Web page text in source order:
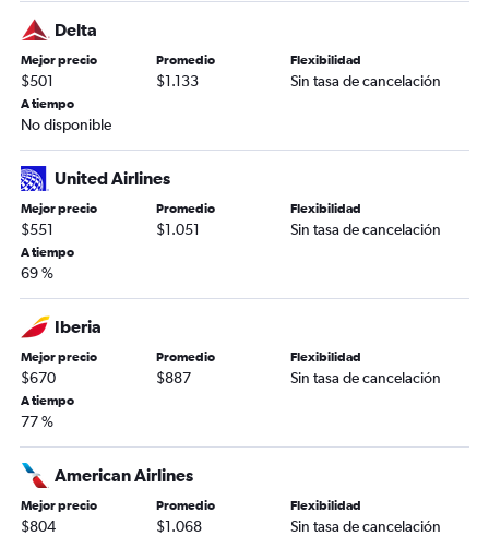
Delta
Mejor precio
$501
Promedio
$1.133
Flexibilidad
Sin tasa de cancelación
A tiempo
No disponible
United Airlines
Mejor precio
$551
Promedio
$1.051
Flexibilidad
Sin tasa de cancelación
A tiempo
69 %
Iberia
Mejor precio
$670
Promedio
$887
Flexibilidad
Sin tasa de cancelación
A tiempo
77 %
American Airlines
Mejor precio
$804
Promedio
$1.068
Flexibilidad
Sin tasa de cancelación